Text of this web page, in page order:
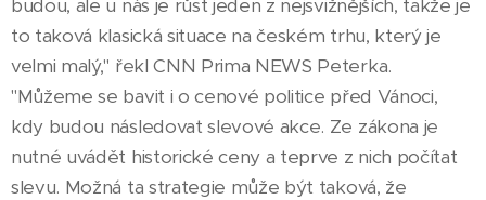
budou, ale u nás je růst jeden z nejsvižnějších, takže je
to taková klasická situace na českém trhu, který je
velmi malý," řekl CNN Prima NEWS Peterka.
"Můžeme se bavit i o cenové politice před Vánoci,
kdy budou následovat slevové akce. Ze zákona je
nutné uvádět historické ceny a teprve z nich počítat
slevu. Možná ta strategie může být taková, že